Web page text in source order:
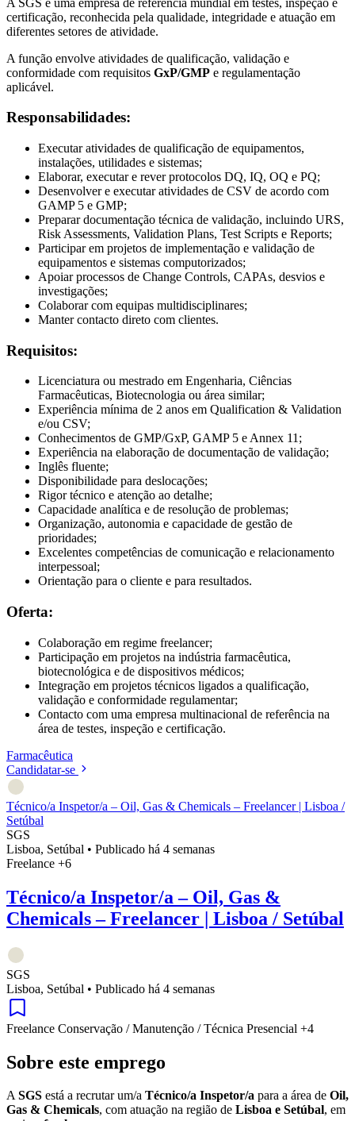
certificação, reconhecida pela qualidade, integridade e atuação em
diferentes setores de atividade.
A função envolve atividades de qualificação, validação e
conformidade com requisitos GxP/GMP e regulamentação
aplicável.
Responsabilidades:
Executar atividades de qualificação de equipamentos,
instalações, utilidades e sistemas;
Elaborar, executar e rever protocolos DQ, IQ, OQ e PQ;
Desenvolver e executar atividades de CSV de acordo com
GAMP 5 e GMP;
Preparar documentação técnica de validação, incluindo URS,
Risk Assessments, Validation Plans, Test Scripts e Reports;
Participar em projetos de implementação e validação de
equipamentos e sistemas computorizados;
Apoiar processos de Change Controls, CAPAs, desvios e
investigações;
Colaborar com equipas multidisciplinares;
Manter contacto direto com clientes.
Requisitos:
Licenciatura ou mestrado em Engenharia, Ciências
Farmacêuticas, Biotecnologia ou área similar;
Experiência mínima de 2 anos em Qualification & Validation
e/ou CSV;
Conhecimentos de GMP/GxP, GAMP 5 e Annex 11;
Experiência na elaboração de documentação de validação;
Inglês fluente;
Disponibilidade para deslocações;
Rigor técnico e atenção ao detalhe;
Capacidade analítica e de resolução de problemas;
Organização, autonomia e capacidade de gestão de
prioridades;
Excelentes competências de comunicação e relacionamento
interpessoal;
Orientação para o cliente e para resultados.
Oferta:
Colaboração em regime freelancer;
Participação em projetos na indústria farmacêutica,
biotecnológica e de dispositivos médicos;
Integração em projetos técnicos ligados a qualificação,
validação e conformidade regulamentar;
Contacto com uma empresa multinacional de referência na
área de testes, inspeção e certificação.
Farmacêutica
Candidatar-se
Técnico/a Inspetor/a – Oil, Gas & Chemicals – Freelancer | Lisboa /
Setúbal
SGS
Lisboa, Setúbal • Publicado há 4 semanas
Freelance +6
Técnico/a Inspetor/a – Oil, Gas &
Chemicals – Freelancer | Lisboa / Setúbal
SGS
Lisboa, Setúbal • Publicado há 4 semanas
Freelance Conservação / Manutenção / Técnica Presencial +4
Sobre este emprego
ASGS está a recrutar um/a Técnico/a Inspetor/a para a área de Oil,
Gas & Chemicals, com atuação na região de Lisboa e Setúbal, em